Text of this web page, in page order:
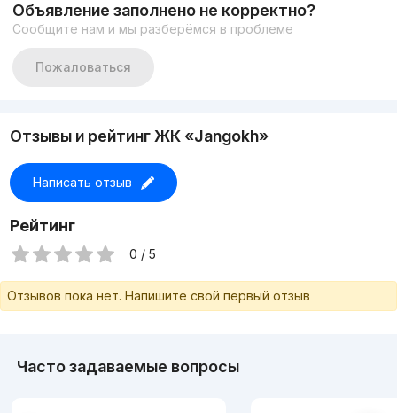
ЖК , Самарканд Дарвоза , Лабзак , Гафур гулям метро ,
Чорсу , Чорсу рынок , Цирк , Пахтакор , Ц-17 Ц-18 Себзор
Тинчлик Метро Беруний Хувайдо
Объявление заполнено не корректно?
Сообщите нам и мы разберёмся в проблеме
Пожаловаться
Отзывы и рейтинг ЖК «Jangokh»
Написать отзыв
Рейтинг
0 / 5
Отзывов пока нет. Напишите свой первый отзыв
Часто задаваемые вопросы